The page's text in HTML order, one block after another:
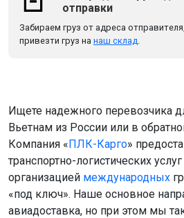
отправки
Забираем груз от адреса
привезти груз на наш склад.
Ищете надежного перевозчика
Вьетнам из России или в
Компания «ПЛК-Карго»
транспортно-логистических
организацией международных
«под ключ». Наше основное
авиадоставка, но при этом мы